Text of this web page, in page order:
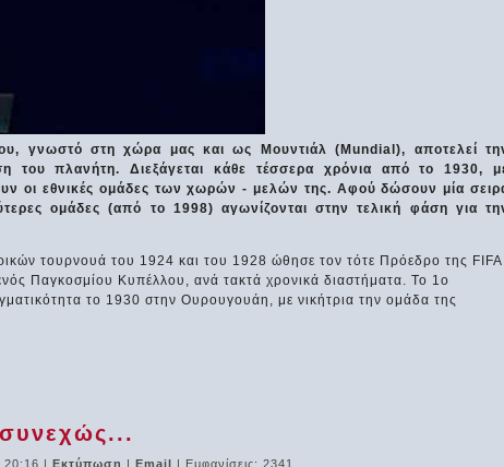
γνωστό στη χώρα μας και ως Μουντιάλ (Mundial), αποτελεί
του πλανήτη. Διεξάγεται κάθε τέσσερα χρόνια από το 1930,
οι εθνικές ομάδες των χωρών - μελών της. Αφού δώσουν μία
ομάδες (από το 1998) αγωνίζονται στην τελική φάση για
τουρνουά του 1924 και του 1928 ώθησε τον τότε Πρόεδρο της
Παγκοσμίου Κυπέλλου, ανά τακτά χρονικά διαστήματα. Το 1ο
το 1930 στην Ουρουγουάη, με νικήτρια την ομάδα της
20:16 | Εκτύπωση | Email | Εμφανίσεις: 2341